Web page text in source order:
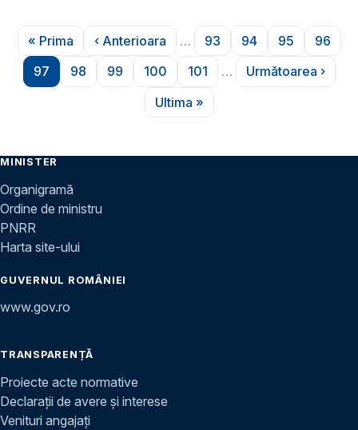
Paginare
Prima pagină
« Prima
Pagina anterioară
‹ Anterioara …
Pagina
93
Pagina
94
Pagina
95 96
Pagina
97
Pagina
98
Pagina
99
Pagina
100
Pagina
101 …
Pagina
Următoarea ›
Ultima pagină
Ultima »
MINISTER
Organigramă
Ordine de ministru
PNRR
Harta site-ului
GUVERNUL ROMÂNIEI
www.gov.ro
TRANSPARENȚĂ
Proiecte acte normative
Declarații de avere și interese
Venituri angajați